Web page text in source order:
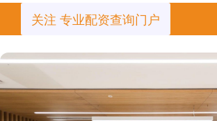
关注 专业配资查询门户